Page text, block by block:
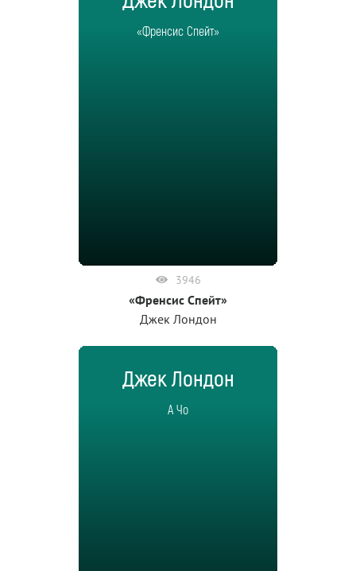
«Френсис Спейт»
3946
«Френсис Спейт»
Джек Лондон
Джек Лондон
А Чо